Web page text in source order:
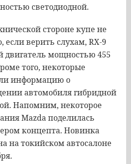
светодиодной.
стороне купе не
, есливерить слухам, RX-9
двигатель мощностью 455
того, некоторые
информацию о
автомобилягибридной
. Напомним, некоторое
Mazdaподелилась
концепта. Новинка
натокийскомавтосалоне
.